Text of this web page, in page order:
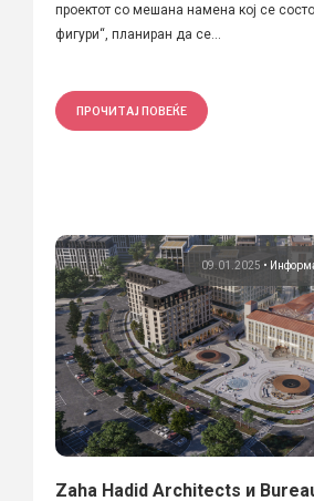
проектот со мешана намена кој се
фигури“, планиран да се...
ПРОЧИТАЈ ПОВЕЌЕ
09.01.2025 •
Zaha Hadid Architects и